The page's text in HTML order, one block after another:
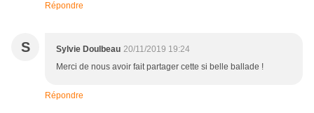
Répondre
S Sylvie Doulbeau 20/11/2019 19:24
Merci de nous avoir fait partager cette si belle ballade !
Répondre